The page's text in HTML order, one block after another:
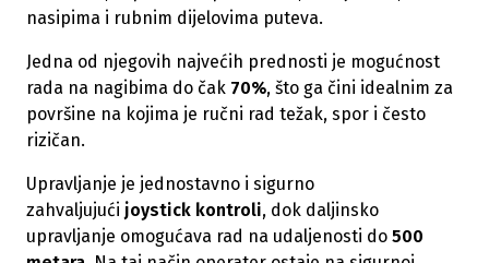
nasipima i rubnim dijelovima puteva.
Jedna od njegovih najvećih prednosti je mogućnost
rada na nagibima do čak 70%, što ga čini idealnim za
površine na kojima je ručni rad težak, spor i često
rizičan.
Upravljanje je jednostavno i sigurno
zahvaljujući joystick kontroli, dok daljinsko
upravljanje omogućava rad na udaljenosti do 500